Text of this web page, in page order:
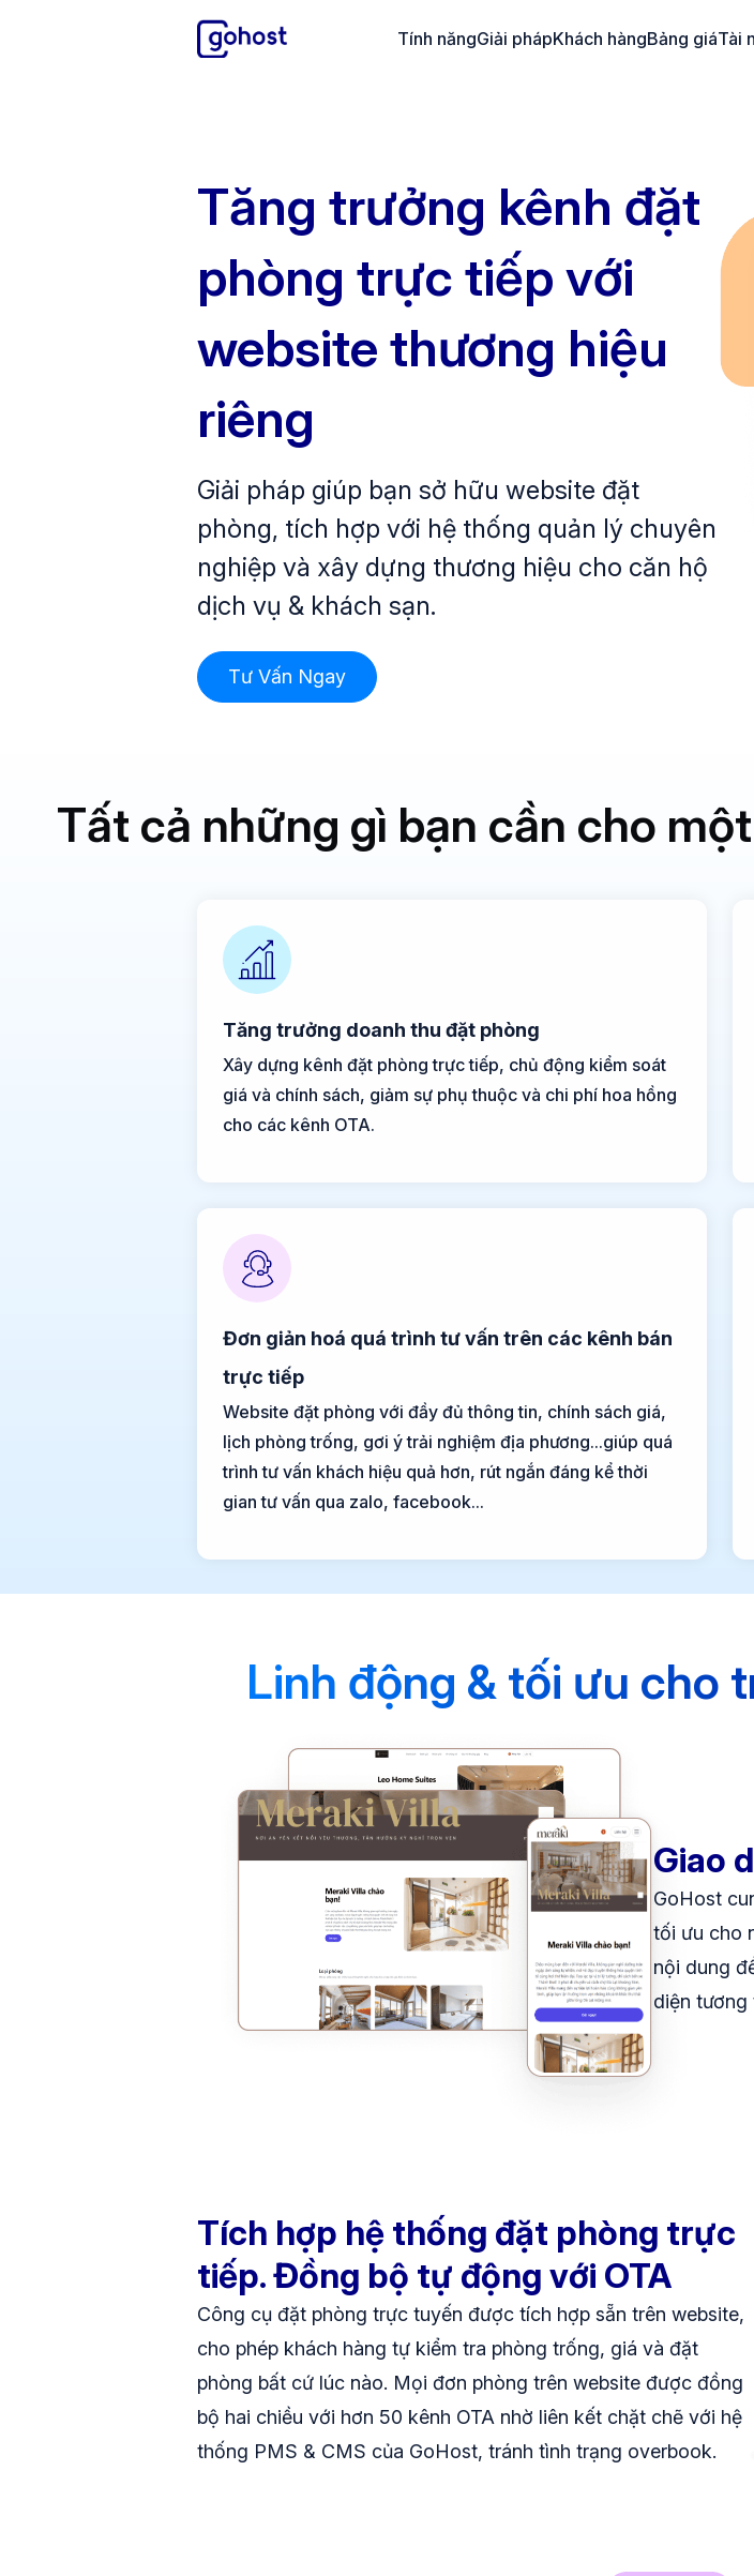
GoHost Tính năngGiải phápKhách hàngBảng giáTài
Tăng trưởng kênh đặt
phòng trực tiếp với
website thương hiệu
riêng
Giải pháp giúp bạn sở hữu website đặt
phòng, tích hợp với hệ thống quản lý chuyên
nghiệp và xây dựng thương hiệu cho căn hộ
dịch vụ & khách sạn.
Tư Vấn Ngay
Tất cả những gì bạn cần cho
Tăng trưởng doanh thu đặt phòng
Xây dựng kênh đặt phòng trực tiếp, chủ động kiểm soát
giá và chính sách, giảm sự phụ thuộc và chi phí hoa hồng
cho các kênh OTA.
Đơn giản hoá quá trình tư vấn trên các kênh bán
trực tiếp
Website đặt phòng với đầy đủ thông tin, chính sách giá,
lịch phòng trống, gơi ý trải nghiệm địa phương...giúp quá
trình tư vấn khách hiệu quả hơn, rút ngắn đáng kể thời
gian tư vấn qua zalo, facebook...
Linh động & tối ưu cho
Giao
GoHost
tối ưu cho
nội dung
diện tương
Tích hợp hệ thống đặt phòng trực
tiếp. Đồng bộ tự động với OTA
Công cụ đặt phòng trực tuyến được tích hợp sẵn trên website,
cho phép khách hàng tự kiểm tra phòng trống, giá và đặt
phòng bất cứ lúc nào. Mọi đơn phòng trên website được đồng
bộ hai chiều với hơn 50 kênh OTA nhờ liên kết chặt chẽ với hệ
thống PMS & CMS của GoHost, tránh tình trạng overbook.